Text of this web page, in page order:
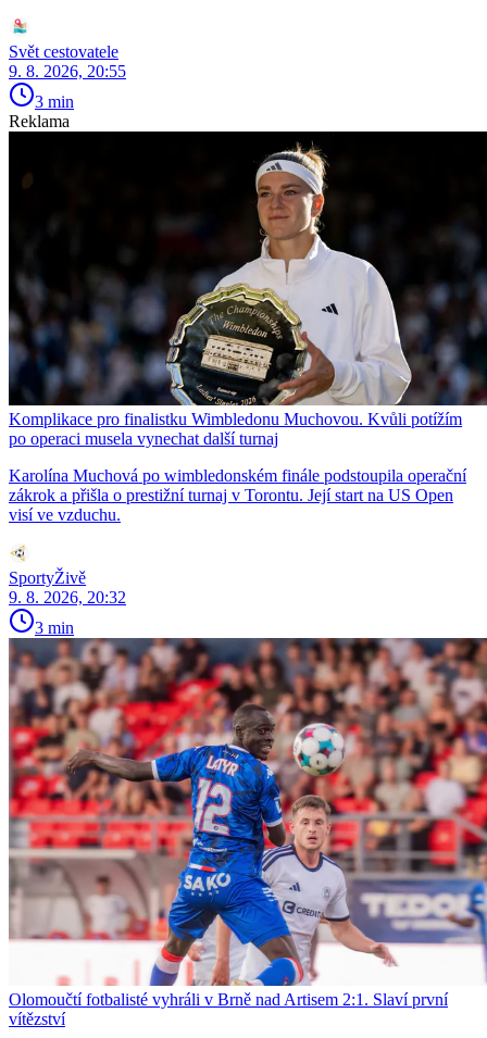
Svět cestovatele
9. 8. 2026, 20:55
3 min
Reklama
Komplikace pro finalistku Wimbledonu Muchovou. Kvůli potížím
po operaci musela vynechat další turnaj
Karolína Muchová po wimbledonském finále podstoupila operační
zákrok a přišla o prestižní turnaj v Torontu. Její start na US Open
visí ve vzduchu.
SportyŽivě
9. 8. 2026, 20:32
3 min
Olomoučtí fotbalisté vyhráli v Brně nad Artisem 2:1. Slaví první
vítězství